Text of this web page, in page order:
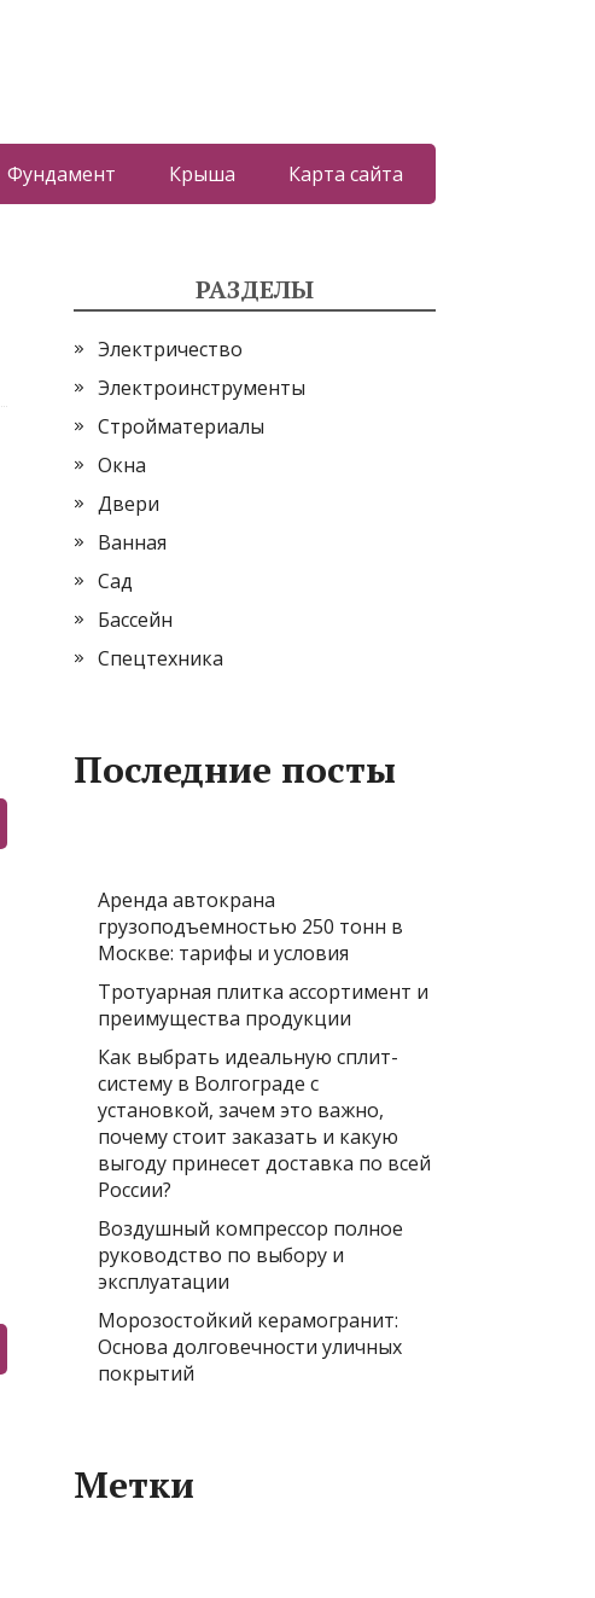
Фундамент Крыша Карта сайта
РАЗДЕЛЫ
Электричество
Электроинструменты
Стройматериалы
Окна
Двери
Ванная
Сад
Бассейн
Спецтехника
Последние посты
Аренда автокрана
грузоподъемностью 250 тонн в
Москве: тарифы и условия
Тротуарная плитка ассортимент и
преимущества продукции
Как выбрать идеальную сплит-
систему в Волгограде с
установкой, зачем это важно,
почему стоит заказать и какую
выгоду принесет доставка по всей
России?
Воздушный компрессор полное
руководство по выбору и
эксплуатации
Морозостойкий керамогранит:
Основа долговечности уличных
покрытий
Метки